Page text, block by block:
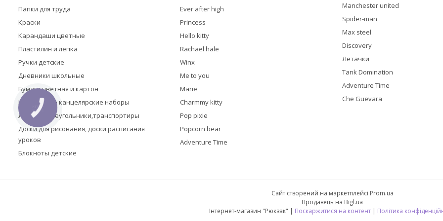
Папки для труда
Краски
Карандаши цветные
Пластилин и лепка
Ручки детские
Дневники школьные
Бумага цветная и картон
Настольные канцелярские наборы
Линейки,треугольники,транспортиры
Доски для рисования, доски расписания
уроков
Блокноты детские
Ever after high
Princess
Hello kitty
Rachael hale
Winx
Me to you
Marie
Charmmy kitty
Pop pixie
Popcorn bear
Adventure Time
Manchester united
Spider-man
Max steel
Discovery
Летачки
Tank Domination
Adventure Time
Che Guevara
Сайт створений на маркетплейсі Prom.ua
Продавець на Bigl.ua
Інтернет-магазин "Рюкзак" | Поскаржитися на контент | Політика
КНОПКА
ЗВ'ЯЗКУ